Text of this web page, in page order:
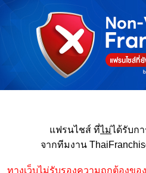
แฟรนไชส์ ที่ไม่ได้รับก
จากทีมงาน
ทางเว็บไม่รับรองความถูกต้องขอ